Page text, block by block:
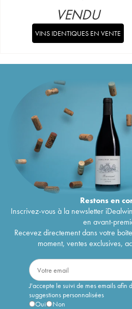
VENDU
VINS IDENTIQUES EN VENTE
Restons en
Inscrivez-vous à la newsletter
en avant-
Recevez directement dans votre
moment, ventes exclusives,
J'accepte le suivi de mes emails afin
suggestions personnalisées
Oui
Non